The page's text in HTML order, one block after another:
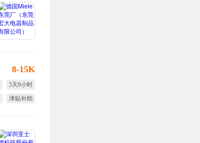
8-15K
5天8小时
津贴补助